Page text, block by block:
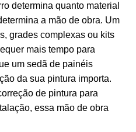
determina quanto material
a mão de obra. Um
grades complexas ou kits
mais tempo para
um sedã de painéis
da sua pintura importa.
de pintura para
essa mão de obra